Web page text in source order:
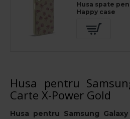
Husa spate
Happy case
Husa pentru
Carte X-Power Gold
Husa pentru Samsung Galaxy